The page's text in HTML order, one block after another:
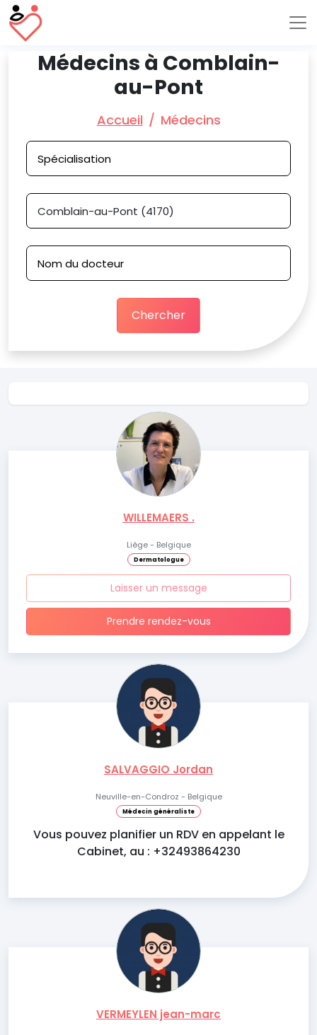
Médecins à Comblain-
au-Pont
Accueil Médecins
Chercher
WILLEMAERS .
Liège - Belgique
Dermatologue
Laisser un message
Prendre rendez-vous
SALVAGGIO Jordan
Neuville-en-Condroz - Belgique
Médecin généraliste
Vous pouvez planifier un RDV en appelant le
Cabinet, au : +32493864230
VERMEYLEN jean-marc